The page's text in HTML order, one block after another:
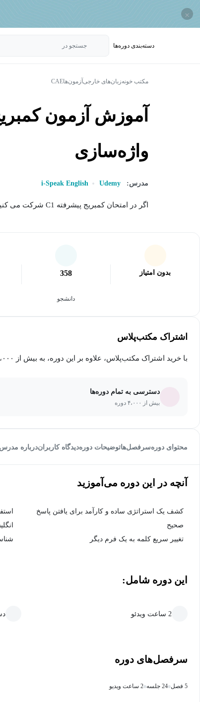
×
دسته‌بندی‌ دوره‌ها جستجو در
مکتب خونهزبان‌های خارجی آزمون‌هاCAE
واژه‌‌سازی
مدرس: Udemy
i-Speak English
اگر در امتحان کمبریج پیشرفته C1 شرکت می کنید و در واژه سازی مشکل دارید، این دوره به...
بدون امتیاز 358
دانشجو
اشتراک مکتب‌پلاس
با خرید اشتراک مکتب‌پلاس، علاوه بر این دوره، به بیش از ۴،۰۰۰ دوره دیگر دسترسی خواهید داشت.
دسترسی به تمام دوره‌ها
بیش از ۴،۰۰۰ دوره
محتوای دورهسرفصل‌هاتوضیحات دورهدیدگاه کاربراندرباره مدرس
آنچه در این دوره می‌آموزید
کشف یک استراتژی ساده و کارآمد برای یافتن پاسخ
صحیح
تغییر سریع کلمه به یک فرم دیگر
این دوره شامل:
2 ساعت ویدئو
سرفصل‌های دوره
5 فصل 24 جلسه 2 ساعت ویدیو